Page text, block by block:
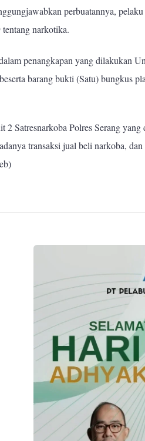
perbuatannya,
narkotika.
penangkapan yang dilakukan
barang bukti (Satu) bungkus
2 Satresnarkoba Polres Serang
transaksi jual beli narkoba,